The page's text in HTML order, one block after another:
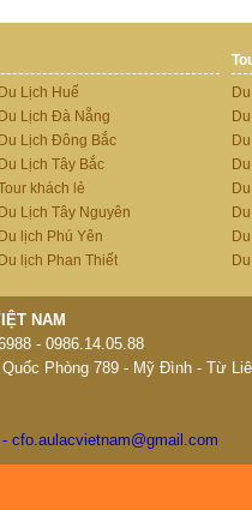
Du Lịch Huế
Du Lịch Đà Nẵng
Du Lịch Đông Bắc
Du Lịch Tây Bắc
khách lẻ
Du Lịch Tây Nguyên
Du lịch Phú Yên
Du lịch Phan Thiết
NAM
- 0986.14.05.88
Phòng 789 - Mỹ Đình - Từ
cfo.aulacvietnam@gmail.com